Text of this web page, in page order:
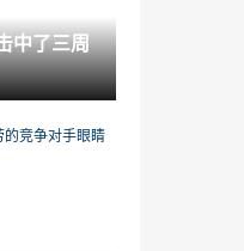
opec的possibl
IPO价格，
中了三周